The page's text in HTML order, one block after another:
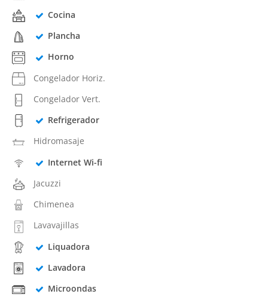
Cocina
Plancha
Horno
Congelador Horiz.
Congelador Vert.
Refrigerador
Hidromasaje
Internet Wi-fi
Jacuzzi
Chimenea
Lavavajillas
Liquadora
Lavadora
Microondas